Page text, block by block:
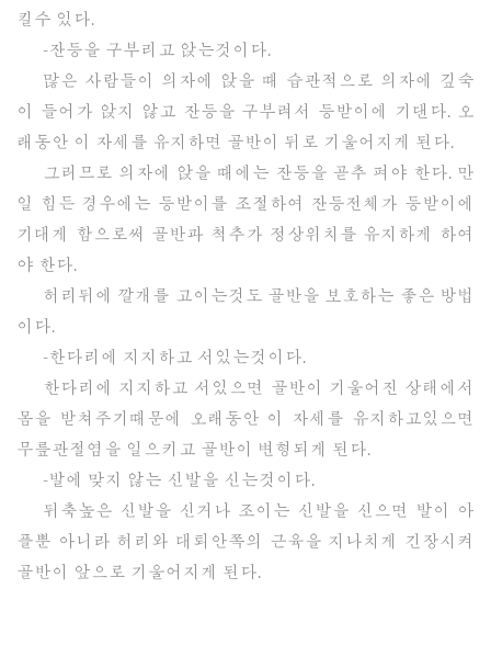
킬수 있다.
-잔등을 구부리고 앉는것이다.
많은 사람들이 의자에 앉을 때 습관적으로 의자에 깊숙
이 들어가 앉지 않고 잔등을 구부려서 등받이에 기댄다. 오
래동안 이 자세를 유지하면 골반이 뒤로 기울어지게 된다.
그러므로 의자에 앉을 때에는 잔등을 곧추 펴야 한다. 만
일 힘든 경우에는 등받이를 조절하여 잔등전체가 등받이에
기대게 함으로써 골반과 척추가 정상위치를 유지하게 하여
야 한다.
허리뒤에 깔개를 고이는것도 골반을 보호하는 좋은 방법
이다.
-한다리에 지지하고 서있는것이다.
한다리에 지지하고 서있으면 골반이 기울어진 상태에서
몸을 받쳐주기때문에 오래동안 이 자세를 유지하고있으면
무릎관절염을 일으키고 골반이 변형되게 된다.
-발에 맞지 않는 신발을 신는것이다.
뒤축높은 신발을 신거나 조이는 신발을 신으면 발이 아
플뿐 아니라 허리와 대퇴안쪽의 근육을 지나치게 긴장시켜
골반이 앞으로 기울어지게 된다.